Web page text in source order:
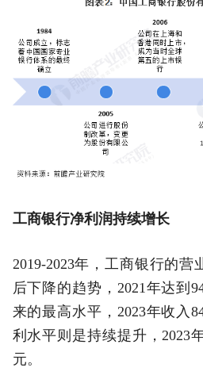
工商银行净利润持续增长
2019-2023年，工商银行的
后下降的趋势，2021年达到
来的最高水平，2023年收入
利水平则是持续提升，2023
元。